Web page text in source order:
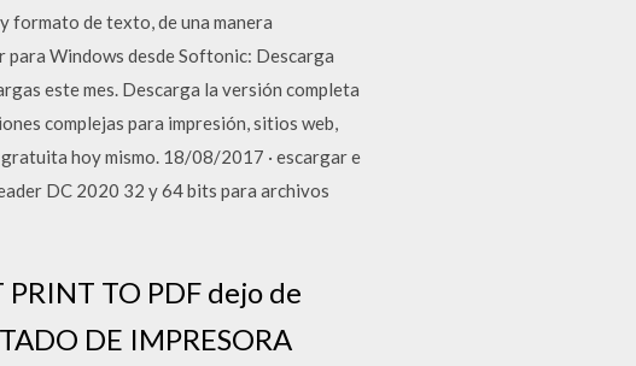
formato de texto, de una manera
Windows desde Softonic: Descarga
este mes. Descarga la versión completa
complejas para impresión, sitios web,
hoy mismo. 18/08/2017 · escargar e
DC 2020 32 y 64 bits para archivos
TO PDF dejo de
DE IMPRESORA